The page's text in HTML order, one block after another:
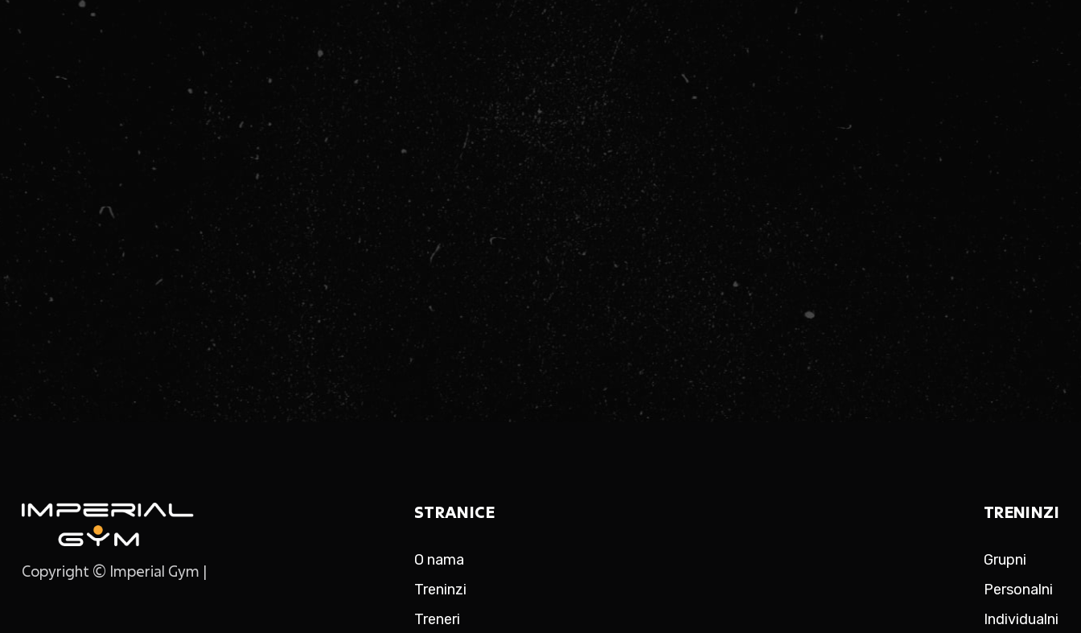
HATHA YOGA
Hatha Yoga: Put ka Harmoniji Tela
Copyright © Imperial Gym |
STRANICE
O nama
Treninzi
Treneri
TRENINZI
Grupni
Personalni
Individualni